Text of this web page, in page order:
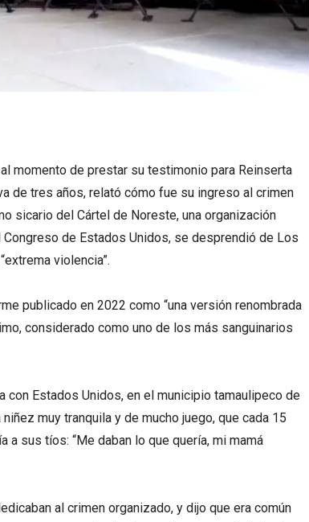
momento de prestar su testimonio para Reinserta
de tres años, relató cómo fue su ingreso al crimen
sicario del Cártel de Noreste, una organización
de Estados Unidos, se desprendió de Los
violencia”.
publicado en 2022 como “una versión renombrada
considerado como uno de los más sanguinarios
con Estados Unidos, en el municipio tamaulipeco de
muy tranquila y de mucho juego, que cada 15
sus tíos: “Me daban lo que quería, mi mamá
al crimen organizado, y dijo que era común